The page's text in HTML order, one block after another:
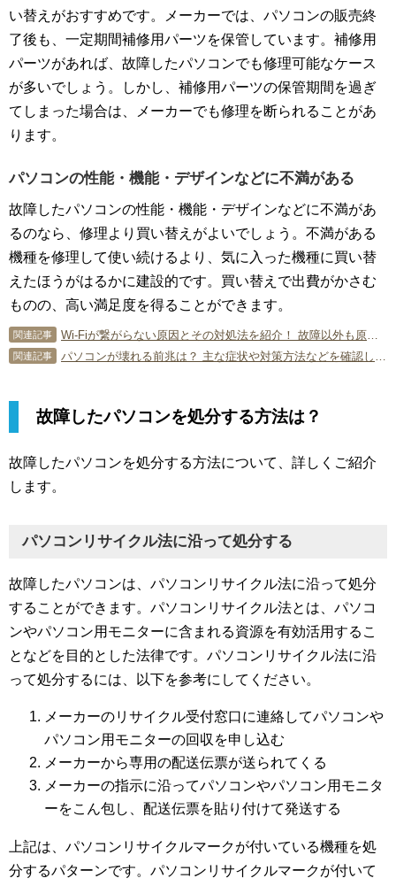
い替えがおすすめです。メーカーでは、パソコンの販売終
了後も、一定期間補修用パーツを保管しています。補修用
パーツがあれば、故障したパソコンでも修理可能なケース
が多いでしょう。しかし、補修用パーツの保管期間を過ぎ
てしまった場合は、メーカーでも修理を断られることがあ
ります。
パソコンの性能・機能・デザインなどに不満がある
故障したパソコンの性能・機能・デザインなどに不満があ
るのなら、修理より買い替えがよいでしょう。不満がある
機種を修理して使い続けるより、気に入った機種に買い替
えたほうがはるかに建設的です。買い替えで出費がかさむ
ものの、高い満足度を得ることができます。
関連記事 Wi-Fiが繋がらない原因とその対処法を紹介！ 故障以外も原因がある？
関連記事 パソコンが壊れる前兆は？ 主な症状や対策方法などを確認しよう！
故障したパソコンを処分する方法は？
故障したパソコンを処分する方法について、詳しくご紹介
します。
パソコンリサイクル法に沿って処分する
故障したパソコンは、パソコンリサイクル法に沿って処分
することができます。パソコンリサイクル法とは、パソコ
ンやパソコン用モニターに含まれる資源を有効活用するこ
となどを目的とした法律です。パソコンリサイクル法に沿
って処分するには、以下を参考にしてください。
メーカーのリサイクル受付窓口に連絡してパソコンや
パソコン用モニターの回収を申し込む
メーカーから専用の配送伝票が送られてくる
メーカーの指示に沿ってパソコンやパソコン用モニタ
ーをこん包し、配送伝票を貼り付けて発送する
上記は、パソコンリサイクルマークが付いている機種を処
分するパターンです。パソコンリサイクルマークが付いて